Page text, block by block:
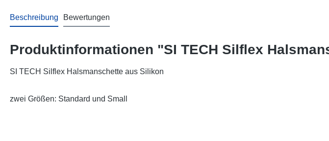
Beschreibung Bewertungen
Produktinformationen "SI TECH Silflex
SI TECH Silflex Halsmanschette aus Silikon
zwei Größen: Standard und Small